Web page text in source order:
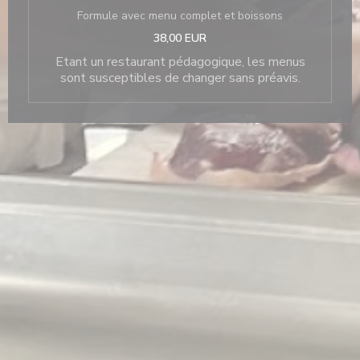
Formule avec menu complet et boissons
38,00 EUR
Etant un restaurant pédagogique, les menus
sont susceptibles de changer sans préavis.